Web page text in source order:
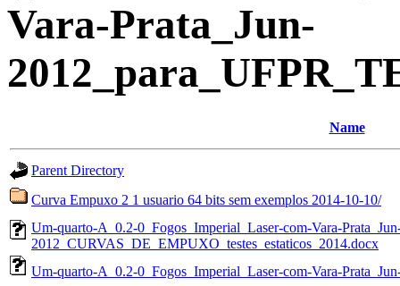
Vara-Prata_Jun-
Name
Parent Directory
Curva Empuxo 2 1 usuario 64 bits sem exemplos 2014-10-10/
Um-quarto-A_0.2-0_Fogos_Imperial_Laser-com-Vara-
2012_CURVAS_DE_EMPUXO_testes_estaticos_2014.docx
Um-quarto-A_0.2-0_Fogos_Imperial_Laser-com-Vara-